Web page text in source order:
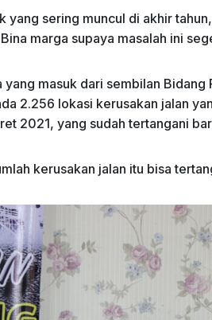
yang sering muncul di akhir
marga supaya masalah ini
masuk dari sembilan Bidang
2.256 lokasi kerusakan jalan
2021, yang sudah tertangani
kerusakan jalan itu bisa